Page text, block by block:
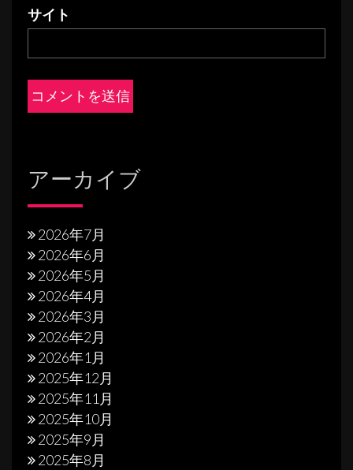
サイト
アーカイブ
2026年7月
2026年6月
2026年5月
2026年4月
2026年3月
2026年2月
2026年1月
2025年12月
2025年11月
2025年10月
2025年9月
2025年8月